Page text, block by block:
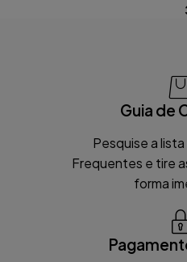
Guia de
Pesquise a
Frequentes e tire
forma